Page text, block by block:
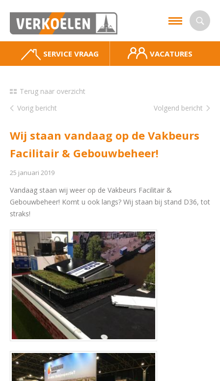
SERVICE VRAAG VACATURES
Terug naar overzicht
Vorig bericht
Volgend bericht
Wij staan vandaag op de Vakbeurs
Facilitair & Gebouwbeheer!
25 januari 2019
Vandaag staan wij weer op de Vakbeurs Facilitair &
Gebouwbeheer! Komt u ook langs? Wij staan bij stand D36, tot
straks!